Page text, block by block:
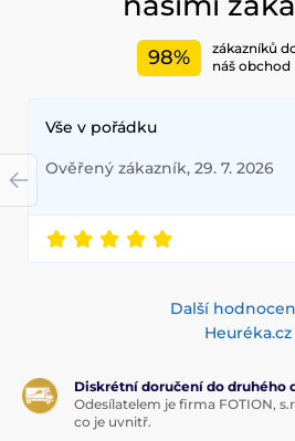
98%
zákazníků
náš obchod
Vše v pořádku
Ověřený zákazník, 29. 7. 2026
Další
Heuréka.cz
Diskrétní doručení do druhého
Odesílatelem je firma FOTION,
co je uvnitř.